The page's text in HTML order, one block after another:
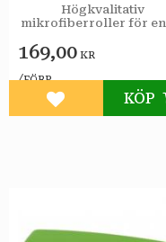
Högkvalitativ
mikrofiberroller för
Osmo Hårdvaxolja
och utan pigment eller
169,00 KR
/FÖRP
Lägg till i
KÖP